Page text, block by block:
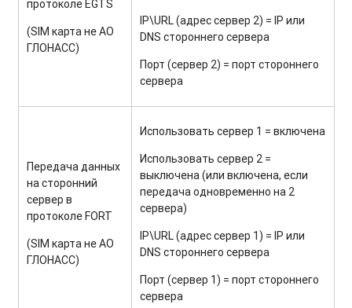
протоколе EGTS
(SIM карта не АО
ГЛОНАСС)
IP\URL (адрес сервер 2) = IP или
DNS стороннего сервера
Порт (сервер 2) = порт стороннего
сервера
Передача данных
на сторонний
сервер в
протоколе FORT
(SIM карта не АО
ГЛОНАСС)
Использовать сервер 1 = включена
Использовать сервер 2 =
выключена (или включена, если
передача одновременно на 2
сервера)
IP\URL (адрес сервер 1) = IP или
DNS стороннего сервера
Порт (сервер 1) = порт стороннего
сервера